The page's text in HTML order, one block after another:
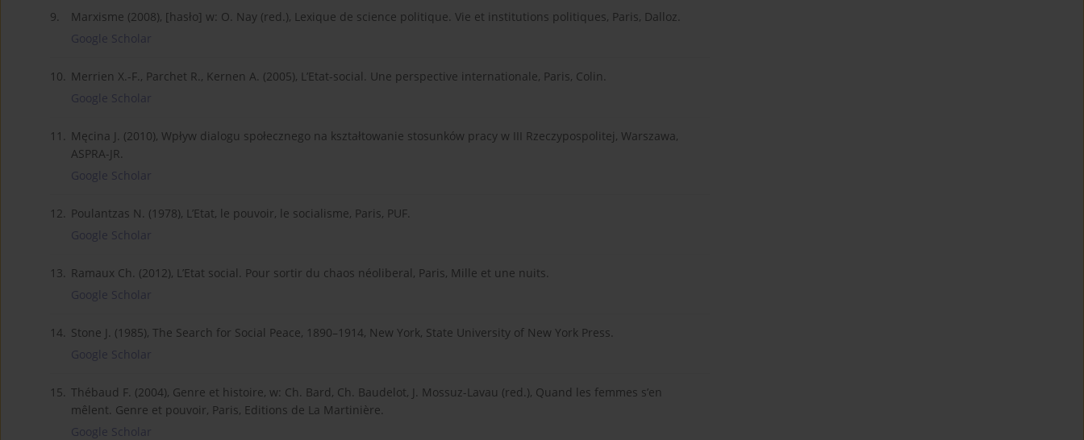
9.
Marxisme (2008), [hasło] w: O. Nay (red.), Lexique de science politique. Vie et institutions politiques, Paris, Dalloz.
Google Scholar
10. Merrien X.-F., Parchet R., Kernen A. (2005), L’Etat-social. Une perspective internationale, Paris, Colin.
Google Scholar
11. Męcina J. (2010), Wpływ dialogu społecznego na kształtowanie stosunków pracy w III Rzeczypospolitej, Warszawa,
ASPRA-JR.
Google Scholar
12. Poulantzas N. (1978), L’Etat, le pouvoir, le socialisme, Paris, PUF.
Google Scholar
13. Ramaux Ch. (2012), L’Etat social. Pour sortir du chaos néoliberal, Paris, Mille et une nuits.
Google Scholar
14. Stone J. (1985), The Search for Social Peace, 1890–1914, New York, State University of New York Press.
Google Scholar
15. Thébaud F. (2004), Genre et histoire, w: Ch. Bard, Ch. Baudelot, J. Mossuz-Lavau (red.), Quand les femmes s’en
mêlent. Genre et pouvoir, Paris, Editions de La Martinière.
Google Scholar